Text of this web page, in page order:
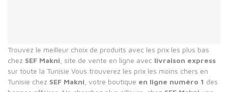
Trouvez le meilleur choix de produits avec les prix les plus bas
chez SEF Makni , site de vente en ligne avec livraison express
sur toute la Tunisie Vous trouverez les prix les moins chers en
Tunisie chez SEF Makni , votre boutique en ligne numéro 1 des